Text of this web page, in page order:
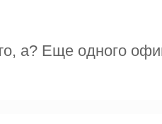
а? Еще одного